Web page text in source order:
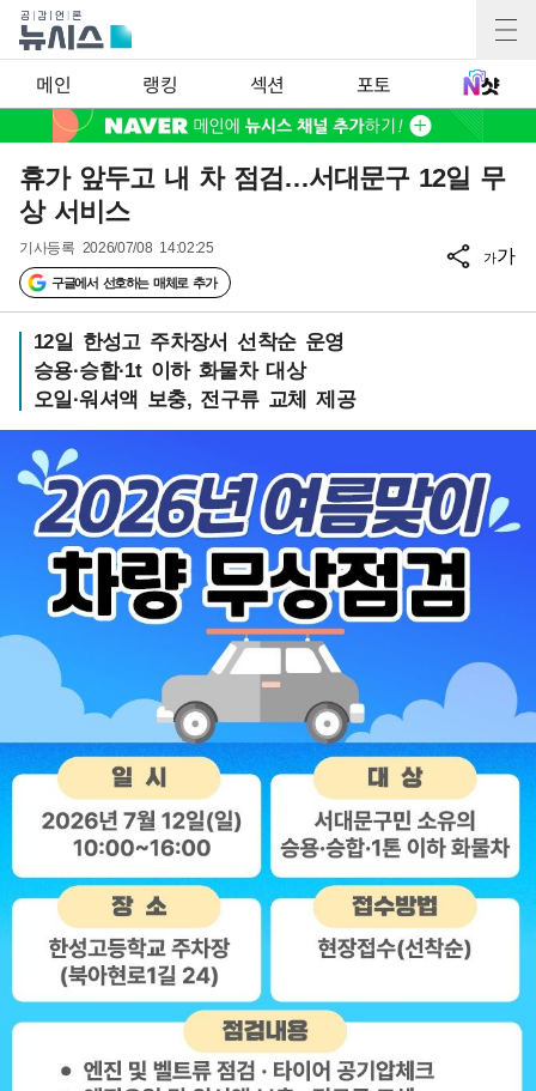
메인 랭킹 섹션 포토
휴가 앞두고 내 차 점검…서대문구 12일 무
상 서비스
기사등록 2026/07/08 14:02:25
구글에서 선호하는 매체로 추가
가가
12일 한성고 주차장서 선착순 운영
승용·승합·1t 이하 화물차 대상
오일·워셔액 보충, 전구류 교체 제공